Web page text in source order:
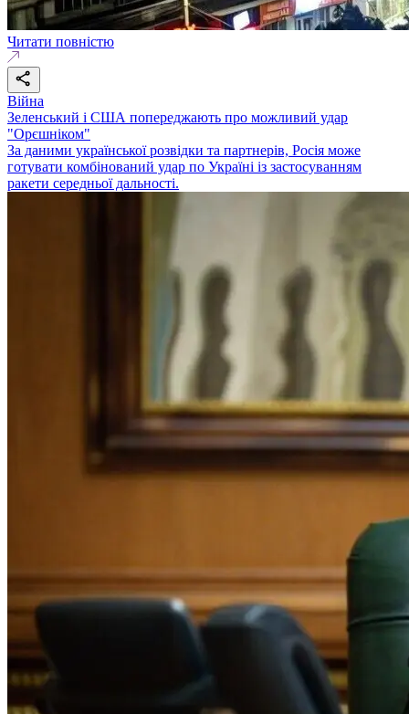
Читати повністю
Війна
Зеленський і США попереджають про можливий удар
"Орєшніком"
За даними української розвідки та партнерів, Росія може
готувати комбінований удар по Україні із застосуванням
ракети середньої дальності.